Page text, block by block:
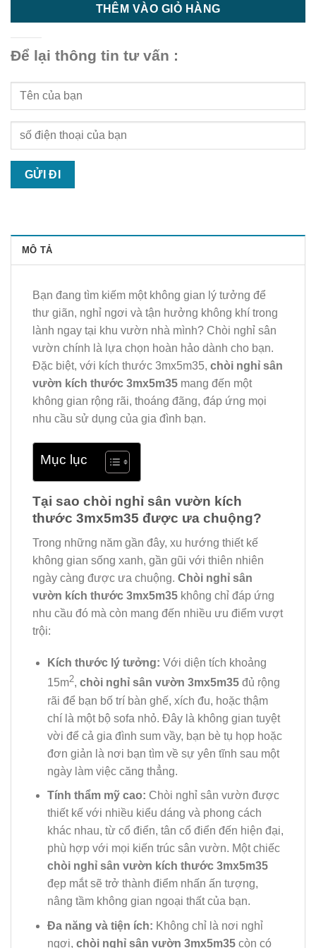
THÊM VÀO GIỎ HÀNG
Để lại thông tin tư vấn :
MÔ TẢ
Bạn đang tìm kiếm một không gian lý tưởng để
thư giãn, nghỉ ngơi và tận hưởng không khí trong
lành ngay tại khu vườn nhà mình? Chòi nghỉ sân
vườn chính là lựa chọn hoàn hảo dành cho bạn.
Đặc biệt, với kích thước 3mx5m35, chòi nghỉ sân
vườn kích thước 3mx5m35 mang đến một
không gian rộng rãi, thoáng đãng, đáp ứng mọi
nhu cầu sử dụng của gia đình bạn.
Mục lục
Tại sao chòi nghỉ sân vườn kích
thước 3mx5m35 được ưa chuộng?
Trong những năm gần đây, xu hướng thiết kế
không gian sống xanh, gần gũi với thiên nhiên
ngày càng được ưa chuộng. Chòi nghỉ sân
vườn kích thước 3mx5m35 không chỉ đáp ứng
nhu cầu đó mà còn mang đến nhiều ưu điểm vượt
trội:
Kích thước lý tưởng: Với diện tích khoảng
15m2, chòi nghỉ sân vườn 3mx5m35đủ rộng
rãi để bạn bố trí bàn ghế, xích đu, hoặc thậm
chí là một bộ sofa nhỏ. Đây là không gian tuyệt
vời để cả gia đình sum vầy, bạn bè tụ họp hoặc
đơn giản là nơi bạn tìm về sự yên tĩnh sau một
ngày làm việc căng thẳng.
Tính thẩm mỹ cao: Chòi nghỉ sân vườn được
thiết kế với nhiều kiểu dáng và phong cách
khác nhau, từ cổ điển, tân cổ điển đến hiện đại,
phù hợp với mọi kiến trúc sân vườn. Một chiếc
chòi nghỉ sân vườn kích thước 3mx5m35
đẹp mắt sẽ trở thành điểm nhấn ấn tượng,
nâng tầm không gian ngoại thất của bạn.
Đa năng và tiện ích: Không chỉ là nơi nghỉ
ngơi, chòi nghỉ sân vườn 3mx5m35còn có